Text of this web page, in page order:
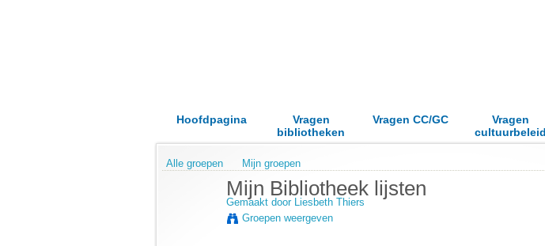
Hoofdpagina
Vragen
bibliotheken
Vragen CC/GC
Vragen
cultuurbeleid
Alle groepen Mijn groepen
Mijn Bibliotheek lijsten
Gemaakt door Liesbeth Thiers
Groepen weergeven